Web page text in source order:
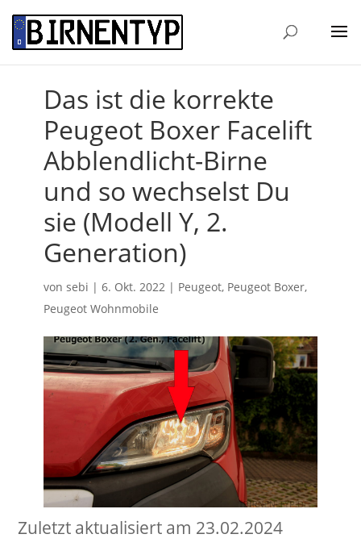
Das ist die korrekte
Peugeot Boxer Facelift
Abblendlicht-Birne
und so wechselst Du
sie (Modell Y, 2.
Generation)
von sebi | 6. Okt. 2022 | Peugeot, Peugeot Boxer,
Peugeot Wohnmobile
Zuletzt aktualisiert am 23.02.2024